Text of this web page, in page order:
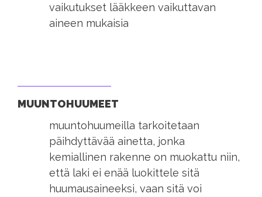
vaikutukset lääkkeen vaikuttavan
aineen mukaisia
MUUNTOHUUMEET
muuntohuumeilla tarkoitetaan
päihdyttävää ainetta, jonka
kemiallinen rakenne on muokattu niin,
että laki ei enää luokittele sitä
huumausaineeksi, vaan sitä voi